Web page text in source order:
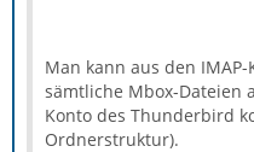
Man kann aus den
sämtliche Mbox-Dateien
Konto des Thunderbird
Ordnerstruktur).